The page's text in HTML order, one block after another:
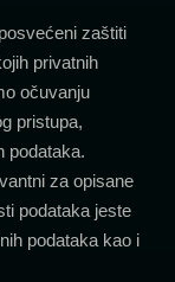
posvećeni zaštiti
privatnih
očuvanju
pristupa,
podataka.
za opisane
podataka jeste
podataka kao i